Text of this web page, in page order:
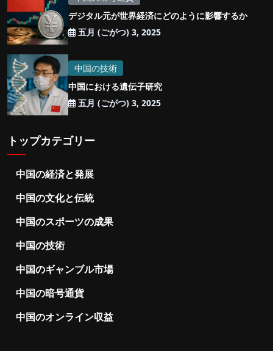
デジタル元が世界経済にどのように影響するか
五月 (ごがつ) 3, 2025
中国の技術
中国における遺伝子研究
五月 (ごがつ) 3, 2025
トップカテゴリー
中国の経済と発展
中国の文化と伝統
中国のスポーツの成果
中国の技術
中国のギャンブル市場
中国の暗号通貨
中国のオンライン収益